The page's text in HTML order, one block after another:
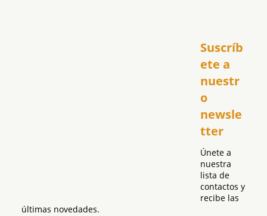
Suscríb
ete a
nuestr
o
newsle
tter
Únete a
nuestra
lista de
contactos y
recibe las
últimas novedades.